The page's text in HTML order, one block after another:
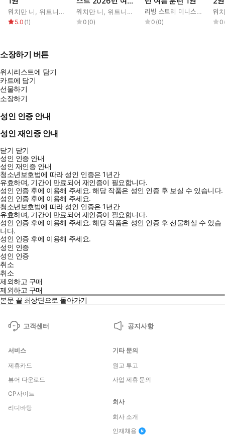
워치만 니, 위트니스 리
5.0 (1)
훈련 1권
워치만 니, 위트니스 리
0 (0)
리빙 스트리 미니스트리 편집부
0 (0)
워
0
소장하기 버튼
위시리스트에 담기
카트에 담기
선물하기
소장하기
성인 인증 안내
성인 재인증 안내
닫기 닫기
성인 인증 안내
성인 재인증 안내
청소년보호법에 따라 성인 인증은 1년간
유효하며, 기간이 만료되어 재인증이 필요합니다.
성인 인증 후에 이용해 주세요.해당 작품은 성인 인증 후 보실 수 있습니다.
성인 인증 후에 이용해 주세요.
청소년보호법에 따라 성인 인증은 1년간
유효하며, 기간이 만료되어 재인증이 필요합니다.
성인 인증 후에 이용해 주세요.해당 작품은 성인 인증 후 선물하실 수 있습
니다.
성인 인증 후에 이용해 주세요.
성인 인증
성인 인증
취소
취소
제외하고 구매
제외하고 구매
본문 끝 최상단으로 돌아가기
고객센터 공지사항
서비스
제휴카드
뷰어 다운로드
CP사이트
리디바탕
기타 문의
원고 투고
사업 제휴 문의
회사
회사 소개
인재채용